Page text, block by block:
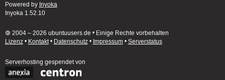
Powered by Inyoka
Inyoka 1.52.10
🄯 2004 – 2026 ubuntuusers.de • Einige Rechte vorbehalten
Lizenz• Kontakt• Datenschutz• Impressum• Serverstatus
Serverhosting gespendet von